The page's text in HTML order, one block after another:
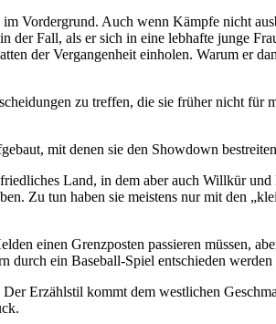
Vordergrund. Auch wenn Kämpfe nicht
der Fall, als er sich in eine lebhafte junge
der Vergangenheit einholen. Warum er
zu treffen, die sie früher nicht für
mit denen sie den Showdown
Land, in dem aber auch Willkür
Zu tun haben sie meistens nur mit den
einen Grenzposten passieren müssen,
durch ein Baseball-Spiel entschieden werden
Erzählstil kommt dem westlichen